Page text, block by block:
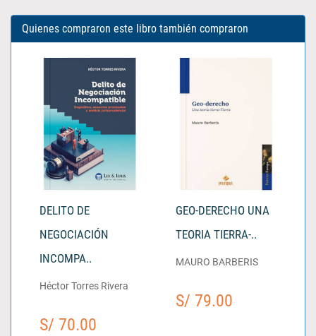
Quienes compraron este libro también compraron
DELITO DE
NEGOCIACIÓN
INCOMPA..
Héctor Torres Rivera
S/ 70.00
GEO-DERECHO UNA
TEORIA TIERRA-..
MAURO BARBERIS
S/ 79.00